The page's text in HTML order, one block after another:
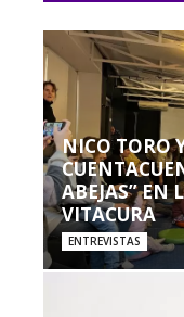
NICO TORO
ABEJAS” EN
VITACURA
ENTREVISTAS